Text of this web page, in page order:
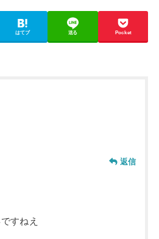
はてブ 送る Pocket
返信
すねえ